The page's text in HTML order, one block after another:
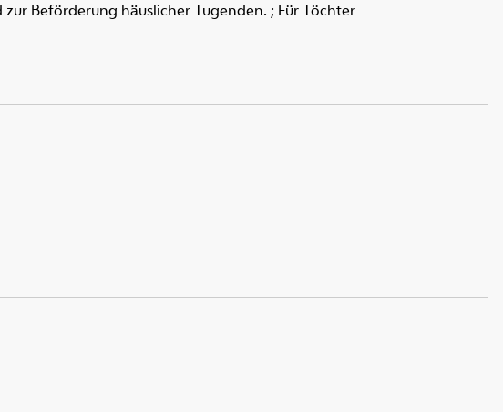
Beförderung häuslicher Tugenden. ; Für Töchter